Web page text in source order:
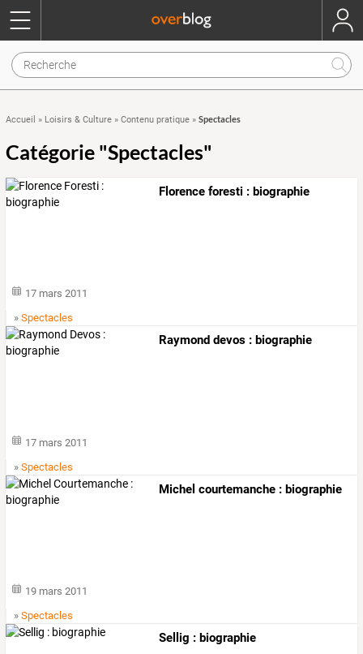
Accueil » Loisirs & Culture » Contenu pratique » Spectacles
Catégorie "Spectacles"
Florence foresti : biographie
17 mars 2011
»Spectacles
Raymond devos : biographie
17 mars 2011
»Spectacles
Michel courtemanche : biographie
19 mars 2011
»Spectacles
Sellig : biographie